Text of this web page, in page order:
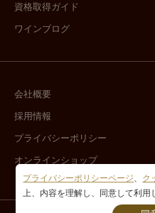
資格取得ガイド
ワインブログ
会社概要
採用情報
プライバシーポリシー
オンラインショップ
プライバシーポリシーページ、 ク
上、内容を理解し、同意して利用